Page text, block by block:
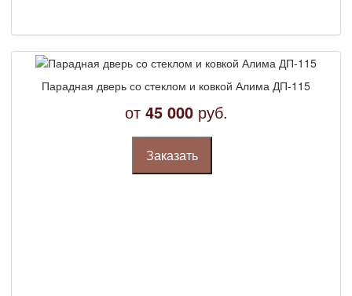
Парадная дверь со стеклом и ковкой Алима ДП-115
от 45 000 руб.
Заказать